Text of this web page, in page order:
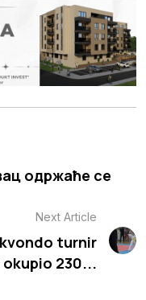
одржаће се
Next Article
turnir
okupio 230...